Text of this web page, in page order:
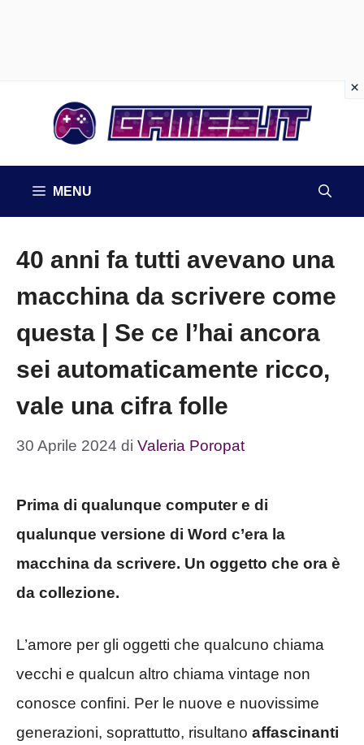
MENU
40 anni fa tutti avevano una
macchina da scrivere come
questa | Se ce l’hai ancora
sei automaticamente ricco,
vale una cifra folle
30 Aprile 2024 di Valeria Poropat
Prima di qualunque computer e di
qualunque versione di Word c’era la
macchina da scrivere. Un oggetto che ora è
da collezione.
L’amore per gli oggetti che qualcuno chiama
vecchi e qualcun altro chiama vintage non
conosce confini. Per le nuove e nuovissime
generazioni, soprattutto, risultano affascinanti